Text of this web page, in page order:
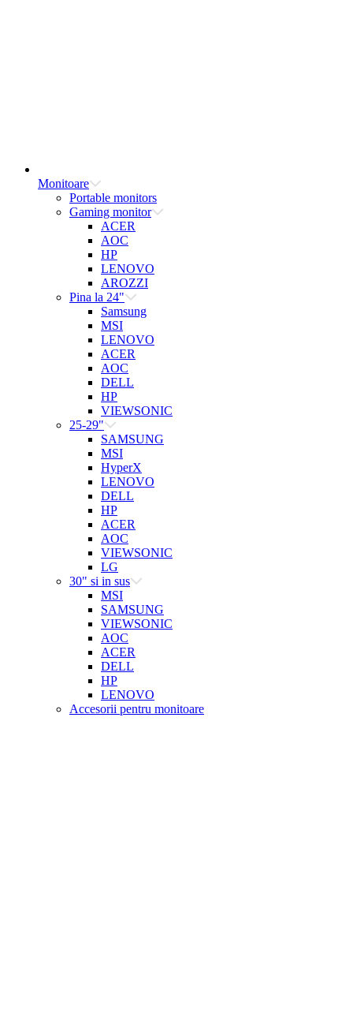
Monitoare
Portable monitors
Gaming monitor
ACER
AOC
HP
LENOVO
AROZZI
Pina la 24"
Samsung
MSI
LENOVO
ACER
AOC
DELL
HP
VIEWSONIC
25-29"
SAMSUNG
MSI
HyperX
LENOVO
DELL
HP
ACER
AOC
VIEWSONIC
LG
30" si in sus
MSI
SAMSUNG
VIEWSONIC
AOC
ACER
DELL
HP
LENOVO
Accesorii pentru monitoare